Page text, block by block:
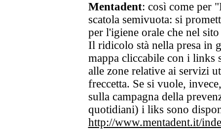
Mentadent: così come per
scatola semivuota: si
per l'igiene orale che nel
Il ridicolo stà nella presa in
mappa cliccabile con i links
alle zone relative ai servizi
freccetta. Se si vuole,
sulla campagna della
quotidiani) i liks sono
http://www.mentadent.it/